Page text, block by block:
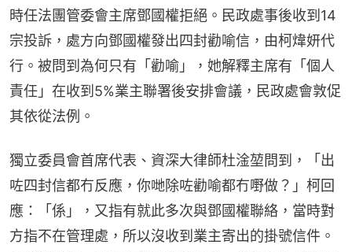
時任法團管委會主席鄧國權拒絕。民政處事後收到14
宗投訴，處方向鄧國權發出四封勸喻信，由柯煒妍代
行。被問到為何只有「勸喻」，她解釋主席有「個人
責任」在收到5%業主聯署後安排會議，民政處會敦促
其依從法例。
獨立委員會首席代表、資深大律師杜淦堃問到，「出
咗四封信都冇反應，你哋除咗勸喻都冇嘢做？」柯回
應：「係」，又指有就此多次與鄧國權聯絡，當時對
方指不在管理處，所以沒收到業主寄出的掛號信件。